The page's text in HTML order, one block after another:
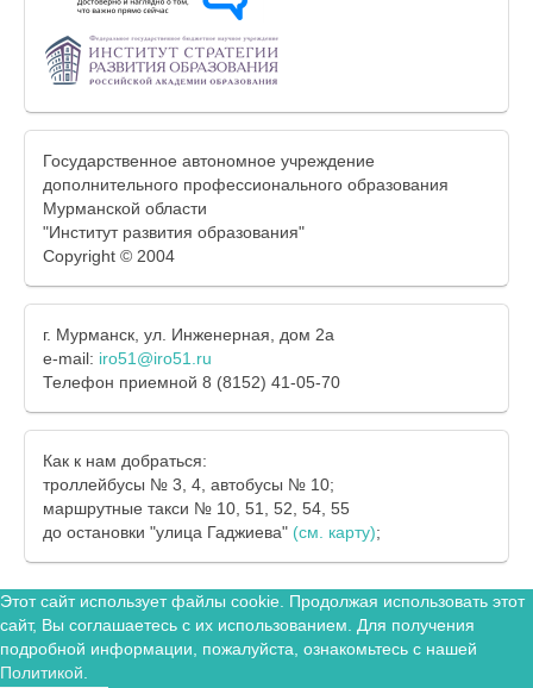
Государственное автономное учреждение
дополнительного профессионального образования
Мурманской области
"Институт развития образования"
Copyright © 2004
г. Мурманск, ул. Инженерная, дом 2а
e-mail: iro51@iro51.ru
Телефон приемной 8 (8152) 41-05-70
Как к нам добраться:
троллейбусы № 3, 4, автобусы № 10;
маршрутные такси № 10, 51, 52, 54, 55
до остановки "улица Гаджиева" (см. карту);
Этот сайт использует файлы cookie. Продолжая использовать этот
сайт, Вы соглашаетесь с их использованием. Для получения
подробной информации, пожалуйста, ознакомьтесь с нашей
Политикой